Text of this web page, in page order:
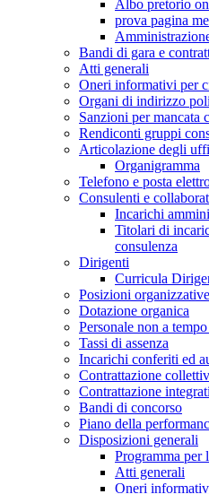
Albo pretorio
prova pagina
Bandi di gara e
Atti generali
Oneri informativi per
Organi di indirizzo
Sanzioni per mancata
Rendiconti gruppi
Articolazione degli
Organigramma
Telefono e posta
Consulenti e
Incarichi
Titolari di
consulenza
Dirigenti
Curricula
Posizioni organizzative
Dotazione organica
Personale non a
Tassi di assenza
Incarichi conferiti ed
Contrattazione
Contrattazione
Bandi di concorso
Piano della
Disposizioni generali
Programma per
Atti generali
Oneri